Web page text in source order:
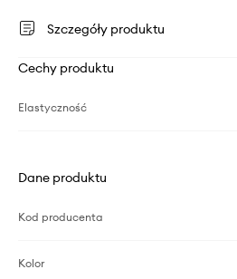
Szczegóły produktu
Cechy produktu
Elastyczność
Dane produktu
Kod producenta
Kolor